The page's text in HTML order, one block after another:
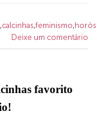
,calcinhas,feminismo,
Deixe um comentário
favorito